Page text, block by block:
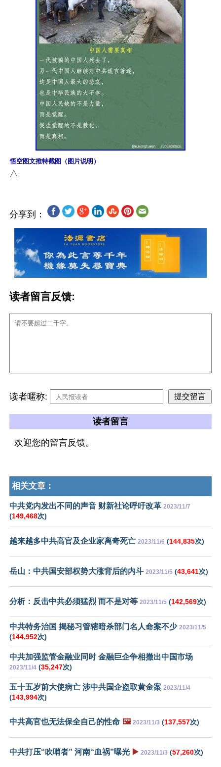
悟空图文推特截图（图片说明）
分享到：
读者留言反馈:
读者暱称:
读者留言
欢迎您的留言反馈。
相关文章：
中共党内发出不同的声音 财新社论呼吁改革 2023/11/7
(149,468次)
越来越多中共高官及企业家离奇死亡 2023/11/6 (144,835次)
岳山：中共国安部权势大涨背后的内斗 2023/11/5 (43,641次)
分析：反击中共必须猛烈 而不是对等 2023/11/5 (142,569次)
中共特务治国 揭秘习管辖暗杀部门名人命案不少 2023/11/5
(144,952次)
中共加强监管金融业同时 金融巨企争相撤出中国市场
2023/11/4 (35,247次)
五十五岁前大使病亡 涉中共国企盗取黄金案 2023/11/4
(143,994次)
中共高官也无法保全自己的性命 🖼️ 2023/11/3 (137,557次)
中共打压“吹哨者” 河南“血祸”曝光 ▶️ 2023/11/3 (57,260次)